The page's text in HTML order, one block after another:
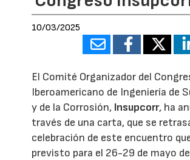
10/03/2025
El Comité Organizador del
Iberoamericano de Ingeniería de
y de la Corrosión, Insupcorr, ha
través de una carta, que se
celebración de este encuentro
previsto para el 26-29 de mayo